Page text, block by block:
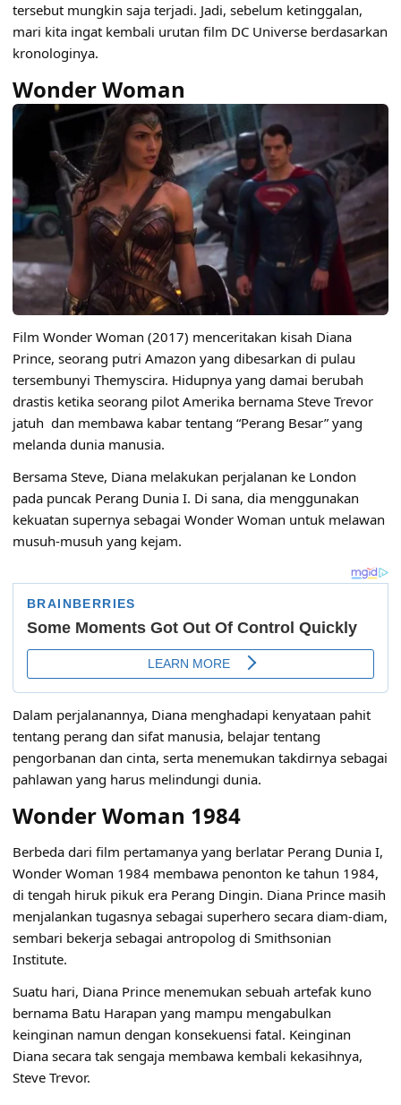
tersebut mungkin saja terjadi. Jadi, sebelum ketinggalan,
mari kita ingat kembali urutan film DC Universe berdasarkan
kronologinya.
Wonder Woman
Film Wonder Woman (2017) menceritakan kisah Diana
Prince, seorang putri Amazon yang dibesarkan di pulau
tersembunyi Themyscira. Hidupnya yang damai berubah
drastis ketika seorang pilot Amerika bernama Steve Trevor
jatuh dan membawa kabar tentang “Perang Besar” yang
melanda dunia manusia.
Bersama Steve, Diana melakukan perjalanan ke London
pada puncak Perang Dunia I. Di sana, dia menggunakan
kekuatan supernya sebagai Wonder Woman untuk melawan
musuh-musuh yang kejam.
Dalam perjalanannya, Diana menghadapi kenyataan pahit
tentang perang dan sifat manusia, belajar tentang
pengorbanan dan cinta, serta menemukan takdirnya sebagai
pahlawan yang harus melindungi dunia.
Wonder Woman 1984
Berbeda dari film pertamanya yang berlatar Perang Dunia I,
Wonder Woman 1984 membawa penonton ke tahun 1984,
di tengah hiruk pikuk era Perang Dingin. Diana Prince masih
menjalankan tugasnya sebagai superhero secara diam-diam,
sembari bekerja sebagai antropolog di Smithsonian
Institute.
Suatu hari, Diana Prince menemukan sebuah artefak kuno
bernama Batu Harapan yang mampu mengabulkan
keinginan namun dengan konsekuensi fatal. Keinginan
Diana secara tak sengaja membawa kembali kekasihnya,
Steve Trevor.